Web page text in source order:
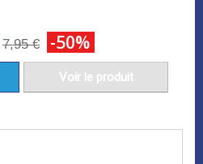
7,95 € -50%
Voir le produit